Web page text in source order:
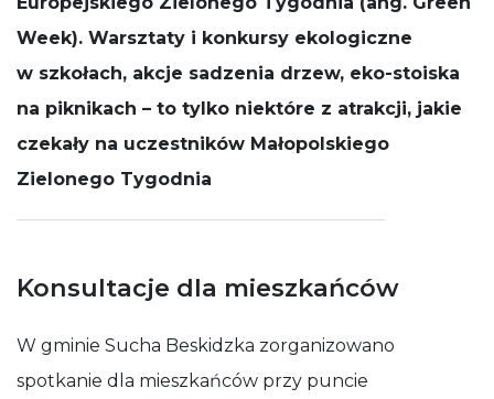
Week). Warsztaty i konkursy ekologiczne
w szkołach, akcje sadzenia drzew, eko-stoiska
na piknikach – to tylko niektóre z atrakcji, jakie
czekały na uczestników Małopolskiego
Zielonego Tygodnia
Konsultacje dla mieszkańców
W gminie Sucha Beskidzka zorganizowano
spotkanie dla mieszkańców przy puncie
najlepiej
Twojej wizyty.
Jeśli odrzucisz
te pliki cookie,
niektóre
funkcje znikną